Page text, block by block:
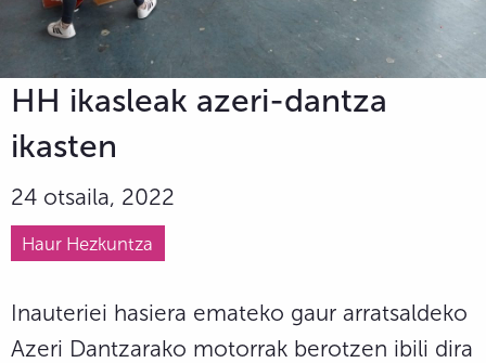
HH ikasleak azeri-dantza
ikasten
24 otsaila, 2022
Haur Hezkuntza
Inauteriei hasiera emateko gaur arratsaldeko
Azeri Dantzarako motorrak berotzen ibili dira